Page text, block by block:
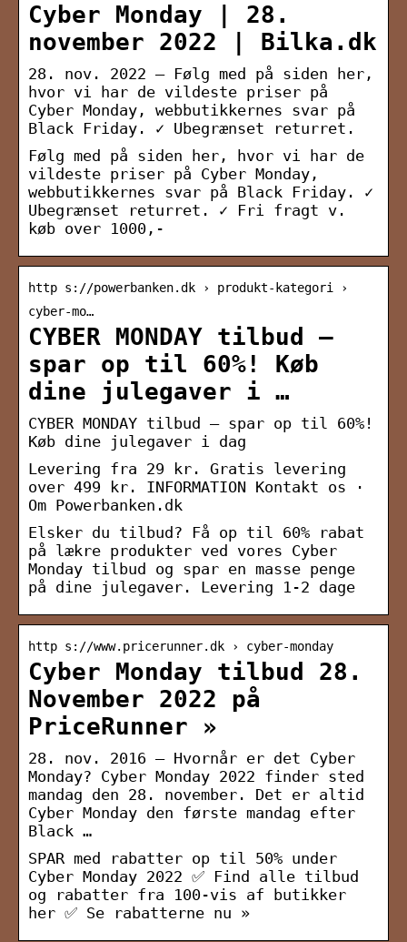
Cyber Monday | 28.
november 2022 | Bilka.dk
28. nov. 2022 — Følg med på siden her,
hvor vi har de vildeste priser på
Cyber Monday, webbutikkernes svar på
Black Friday. ✓ Ubegrænset returret.
Følg med på siden her, hvor vi har de
vildeste priser på Cyber Monday,
webbutikkernes svar på Black Friday. ✓
Ubegrænset returret. ✓ Fri fragt v.
køb over 1000,-
http s://powerbanken.dk › produkt-kategori ›
cyber-mo…
CYBER MONDAY tilbud –
spar op til 60%! Køb
dine julegaver i …
CYBER MONDAY tilbud – spar op til 60%!
Køb dine julegaver i dag
Levering fra 29 kr. Gratis levering
over 499 kr. INFORMATION Kontakt os ·
Om Powerbanken.dk
Elsker du tilbud? Få op til 60% rabat
på lækre produkter ved vores Cyber
Monday tilbud og spar en masse penge
på dine julegaver. Levering 1-2 dage
http s://www.pricerunner.dk › cyber-monday
Cyber Monday tilbud 28.
November 2022 på
PriceRunner »
28. nov. 2016 — Hvornår er det Cyber
Monday? Cyber Monday 2022 finder sted
mandag den 28. november. Det er altid
Cyber Monday den første mandag efter
Black …
SPAR med rabatter op til 50% under
Cyber Monday 2022 ✅ Find alle tilbud
og rabatter fra 100-vis af butikker
her ✅ Se rabatterne nu »